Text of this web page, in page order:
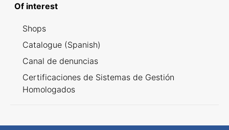
Of interest
Shops
Catalogue (Spanish)
Canal de denuncias
Certificaciones de Sistemas de Gestión
Homologados